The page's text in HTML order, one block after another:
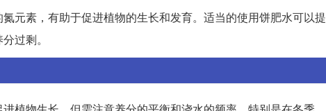
元素，有助于促进植物的生长和发育。适当的使用饼肥水可以提
过剩。